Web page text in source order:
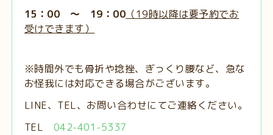
15：00 ～ 19：00 （19時以降は要予約でお
受けできます）
※時間外でも骨折や捻挫、ぎっくり腰など、急な
お怪我には対応できる場合がございます。
LINE、TEL、お問い合わせにてご連絡ください。
TEL 042-401-5337